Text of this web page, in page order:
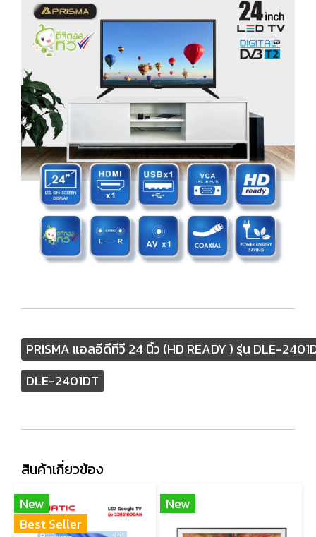
PRISMA แอลอีดีทีวี 24 นิ้ว (HD READY ) รุ่น DLE-
DLE-2401DT
สินค้าเกี่ยวข้อง
New
Best Seller
New